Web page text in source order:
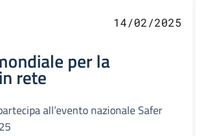
14/02/2025
per la
rete
all’evento nazionale Safer